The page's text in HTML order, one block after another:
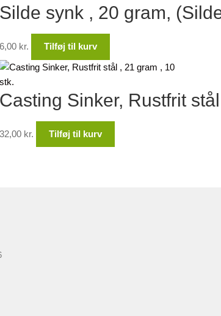
synk , 20 gram,
kr. Tilføj til kurv
Sinker, Rustfrit
kr. Tilføj til kurv